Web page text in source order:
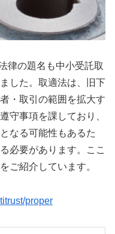
律の題名も中小受託取
した。取適法は、旧下
・取引の範囲を拡大す
守事項を課しており、
なる可能性もあるた
必要があります。ここ
ご紹介しています。
proper